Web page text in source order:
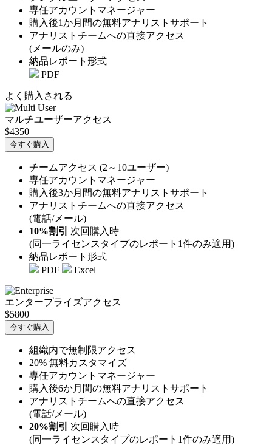
専任アカウントマネージャー
購入後1か月間の無料アナリストサポート
アナリストチームへの直接アクセス
(メールのみ)
納品レポート形式
PDF
よく購入される
マルチユーザーアクセス
$4350
今すぐ購入
チームアクセス (2～10ユーザー)
専任アカウントマネージャー
購入後3か月間の無料アナリストサポート
アナリストチームへの直接アクセス
(電話/メール)
10%割引
次回購入時
(同一ライセンスタイプのレポート1件のみ適用)
納品レポート形式
PDF
Excel
エンタープライズアクセス
$5800
今すぐ購入
組織内で無制限アクセス
20% 無料カスタマイズ
専任アカウントマネージャー
購入後6か月間の無料アナリストサポート
アナリストチームへの直接アクセス
(電話/メール)
20%割引
次回購入時
(同一ライセンスタイプのレポート1件のみ適用)